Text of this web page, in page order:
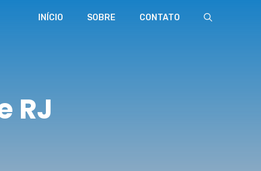
INÍCIO SOBRE CONTATO
RJ